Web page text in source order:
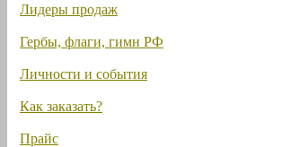
Лидеры продаж
Гербы, флаги, гимн РФ
Личности и события
Как заказать?
Прайс